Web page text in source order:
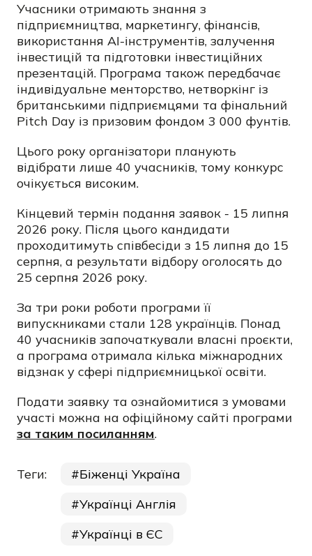
Учасники отримають знання з
підприємництва, маркетингу, фінансів,
використання AI-інструментів, залучення
інвестицій та підготовки інвестиційних
презентацій. Програма також передбачає
індивідуальне менторство, нетворкінг із
британськими підприємцями та фінальний
Pitch Day із призовим фондом 3 000 фунтів.
Цього року організатори планують
відібрати лише 40 учасників, тому конкурс
очікується високим.
Кінцевий термін подання заявок - 15 липня
2026 року. Після цього кандидати
проходитимуть співбесіди з 15 липня до 15
серпня, а результати відбору оголосять до
25 серпня 2026 року.
За три роки роботи програми її
випускниками стали 128 українців. Понад
40 учасників започаткували власні проєкти,
а програма отримала кілька міжнародних
відзнак у сфері підприємницької освіти.
Подати заявку та ознайомитися з умовами
участі можна на офіційному сайті програми
за таким посиланням.
Теги:
Біженці Україна
Українці Англія
Українці в ЄС